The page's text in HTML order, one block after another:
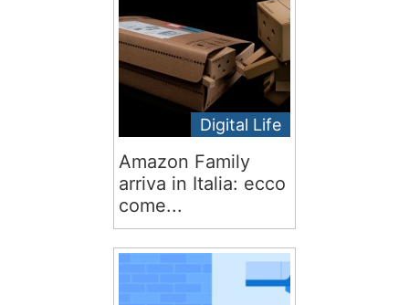
Digital Life
Amazon Family
arriva in Italia: ecco
come...